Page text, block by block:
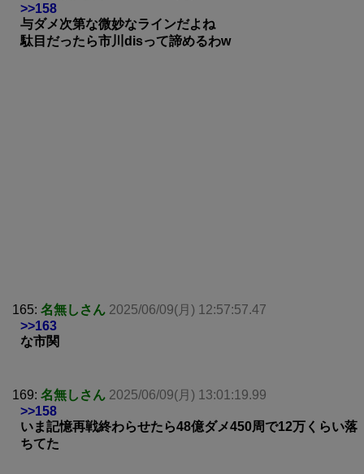
>>158
与ダメ次第な微妙なラインだよね
駄目だったら市川disって諦めるわw
165: 名無しさん 2025/06/09(月) 12:57:57.47
>>163
な市関
169: 名無しさん 2025/06/09(月) 13:01:19.99
>>158
いま記憶再戦終わらせたら48億ダメ450周で12万くらい落
ちてた